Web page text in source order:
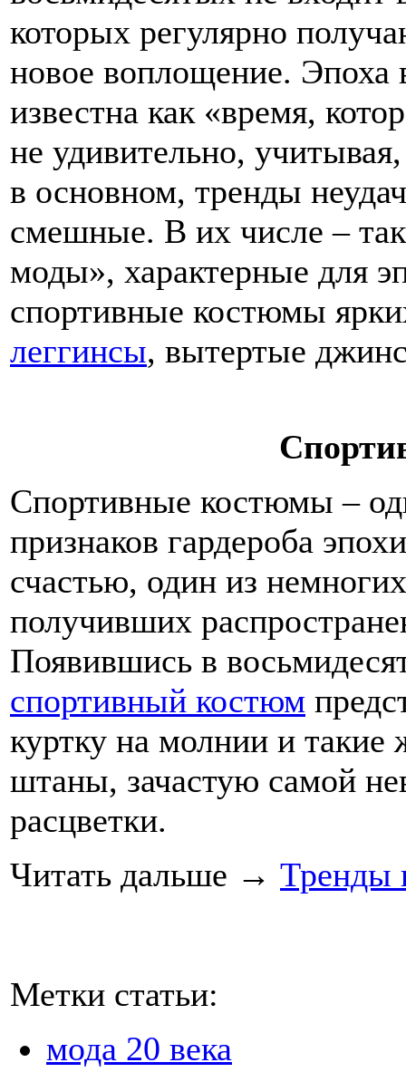
которых регулярно
новое воплощение. Эпоха
известна как «время,
не удивительно,
в основном, тренды
смешные. В их числе –
моды», характерные для
спортивные костюмы
леггинсы, вытертые
Спортивные костюмы –
признаков гардероба
счастью, один из
получивших
Появившись в
спортивный костюм
куртку на молнии и
штаны, зачастую самой
расцветки.
Читать дальше → Тренды
Метки статьи:
мода 20 века